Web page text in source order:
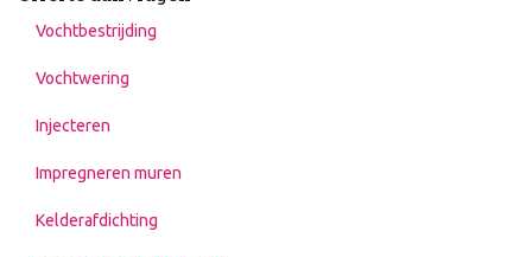
Vochtbestrijding
Vochtwering
Injecteren
Impregneren muren
Kelderafdichting